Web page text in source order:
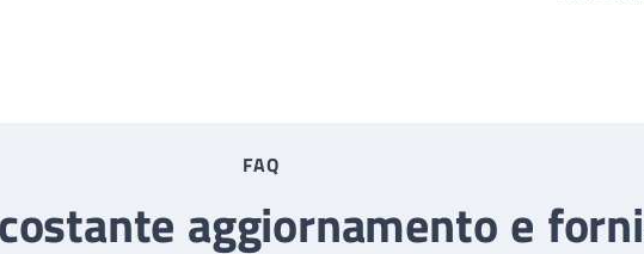
FAQ
aggiornamento e